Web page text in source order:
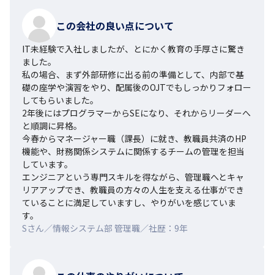
この会社の良い点について
IT未経験で入社しましたが、とにかく教育の手厚さに驚き
ました。
私の場合、まず外部研修に出る前の準備として、内部で基
礎の座学や演習をやり、配属後のOJTでもしっかりフォロー
してもらいました。
2年後にはプログラマーからSEになり、それからリーダーへ
と順調に昇格。
今春からマネージャー職（課長）に就き、教職員共済のHP
機能や、財務関係システムに関係するチームの管理を担当
しています。
エンジニアという専門スキルを得ながら、管理職へとキャ
リアアップでき、教職員の方々の人生を支える仕事ができ
ていることに満足していますし、やりがいを感じていま
す。
Sさん／情報システム部 管理職／社歴：9年